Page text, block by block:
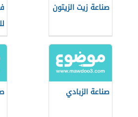
صناعة زيت الزيتون
صناعة الزبادي